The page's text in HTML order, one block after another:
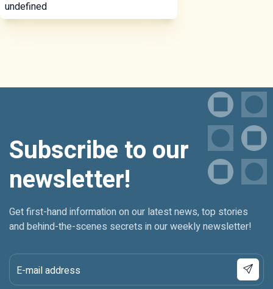
undefined
Subscribe to our
newsletter!
Get first-hand information on our latest news, top stories
and behind-the-scenes secrets in our weekly newsletter!
E-mail address